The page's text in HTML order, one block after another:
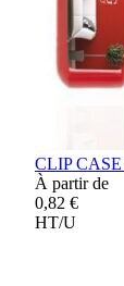
CLIP
À partir de
0,82 €
HT/U